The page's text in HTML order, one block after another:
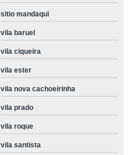
sitio mandaqui
vila baruel
vila ciqueira
vila ester
vila nova cachoeirinha
vila prado
vila roque
vila santista